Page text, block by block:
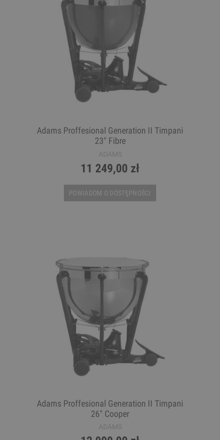
Adams Proffesional Generation II Timpani
23" Fibre
ADAMS
11 249,00 zł
POWIADOM O DOSTĘPNOŚCI
Adams Proffesional Generation II Timpani
26" Cooper
ADAMS